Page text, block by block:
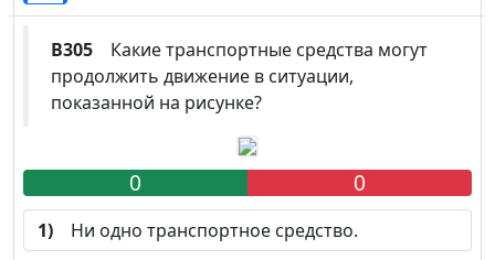
B305 Какие транспортные средства могут
продолжить движение в ситуации,
показанной на рисунке?
0 0
1) Ни одно транспортное средство.